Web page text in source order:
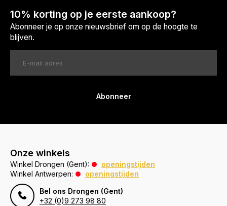
10% korting op je eerste aankoop?
Abonneer je op onze nieuwsbrief om op de hoogte te
blijven.
Abonneer
Onze winkels
Winkel Drongen (Gent):
openingstijden
Winkel Antwerpen:
openingstijden
Bel ons Drongen (Gent)
+32 (0)9 273 98 80